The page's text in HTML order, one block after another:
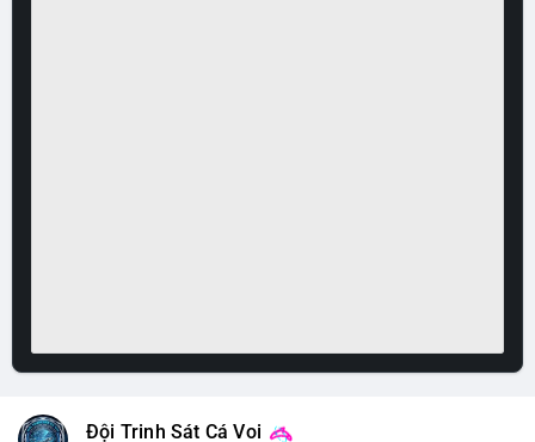
Đội Trinh Sát Cá Voi